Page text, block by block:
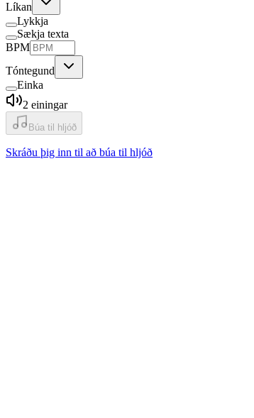
Líkan
Lykkja
Sækja texta
BPM
Tóntegund
Einka
2 einingar
Búa til hljóð
Skráðu þig inn til að búa til hljóð